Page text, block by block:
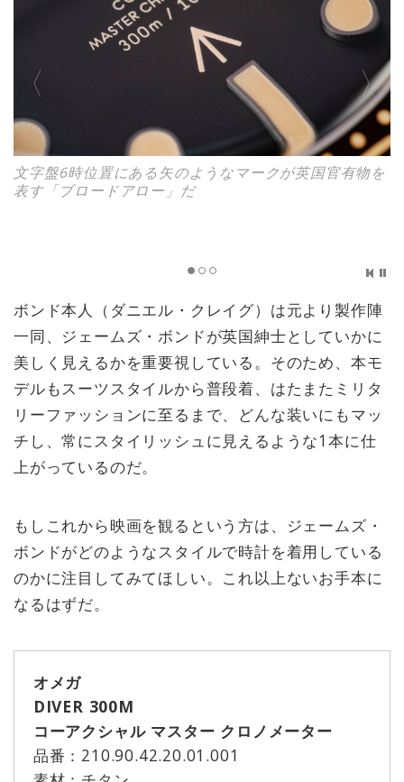
文字盤6時位置にある矢のようなマークが英国官有物を
表す「ブロードアロー」だ
ボンド本人（ダニエル・クレイグ）は元より製作陣
一同、ジェームズ・ボンドが英国紳士としていかに
美しく見えるかを重要視している。そのため、本モ
デルもスーツスタイルから普段着、はたまたミリタ
リーファッションに至るまで、どんな装いにもマッ
チし、常にスタイリッシュに見えるような1本に仕
上がっているのだ。
もしこれから映画を観るという方は、ジェームズ・
ボンドがどのようなスタイルで時計を着用している
のかに注目してみてほしい。これ以上ないお手本に
なるはずだ。
オメガ
DIVER 300M
コーアクシャル マスター クロノメーター
品番：210.90.42.20.01.001